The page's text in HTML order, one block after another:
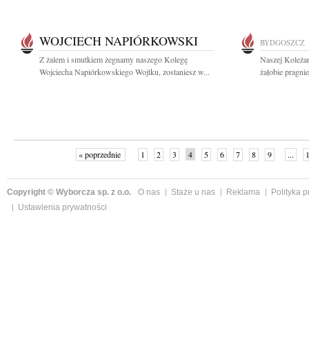
WOJCIECH NAPIÓRKOWSKI
Z żalem i smutkiem żegnamy naszego Kolegę
Wojciecha Napiórkowskiego Wojtku, zostaniesz w...
BYDGOSZCZ
Naszej
żałobie
« poprzednie 1 2 3 4 5 6 7 8 9 ...
Copyright © Wyborcza sp. z o.o. O nas Staże u nas Reklama
Polityka
Ustawienia prywatności